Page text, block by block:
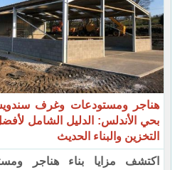
هناجر ومستودعات وغرف
بحي الأندلس: الدليل الشامل
التخزين والبناء الحديث
اكتشف مزايا بناء هناجر